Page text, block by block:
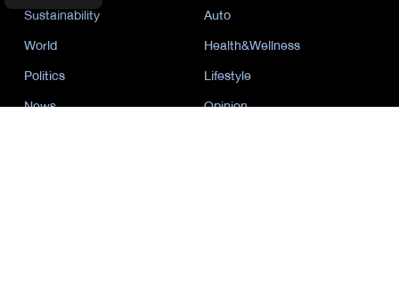
Sustainability
Auto
World
Health&Wellness
Politics
Lifestyle
News
Opinion